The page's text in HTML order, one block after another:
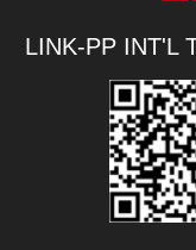
LINK-PP INT'L